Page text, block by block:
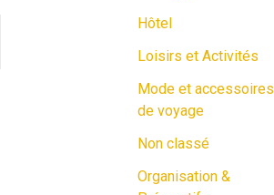
Hôtel
Loisirs et Activités
Mode et accessoires
de voyage
Non classé
Organisation &